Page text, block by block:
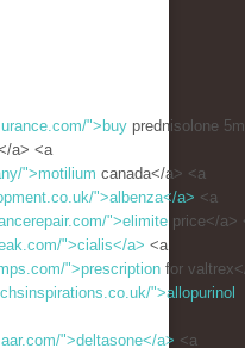
">buy prednisolone
a> <a
">motilium canada</a> <a
">albenza</a> <a
">elimite price</a>
">cialis</a> <a
">prescription for
">allopurinol
">deltasone</a> <a